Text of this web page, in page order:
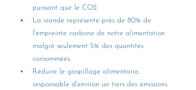
puissant que le CO2.
La viande représente près de 80% de
l'empreinte carbone de notre alimentation
malgré seulement 5% des quantités
consommées.
Réduire le gaspillage alimentaire,
responsable d'environ un tiers des émissions